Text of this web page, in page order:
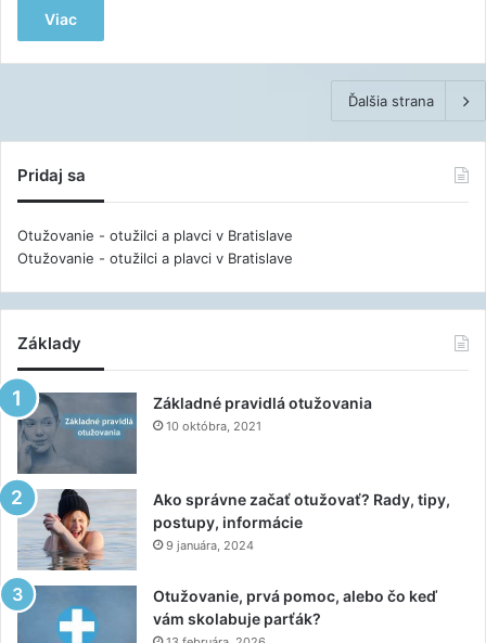
Viac
Ďalšia strana
Pridaj sa
Otužovanie - otužilci a plavci v Bratislave
Otužovanie - otužilci a plavci v Bratislave
Základy
Základné pravidlá otužovania
10 októbra, 2021
Ako správne začať otužovať? Rady, tipy,
postupy, informácie
9 januára, 2024
Otužovanie, prvá pomoc, alebo čo keď
vám skolabuje parťák?